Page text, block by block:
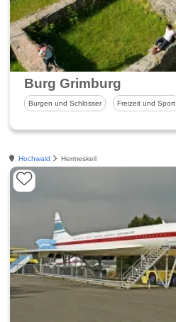
Burg Grimburg
Burgen und Schlösser Freizeit und Sport
Hochwald Hermeskeil